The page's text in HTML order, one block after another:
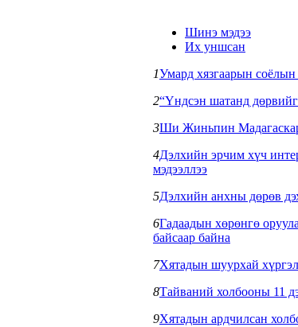
Шинэ мэдээ
Их уншсан
1Умард хязгаарын соёлын
2“Үндсэн шатанд
3Ши Жиньпин
4Дэлхийн эрчим хүч
мэдээллээ
5Дэлхийн анхны дөрөв
6Гадаадын хөрөнгө
байсаар байна
7Хятадын шуурхай
8Тайваний холбооны 11
9Хятадын ардчилсан